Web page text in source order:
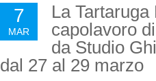
7
MAR
La Tartaruga
capolavoro
da Studio
dal 27 al 29 marzo